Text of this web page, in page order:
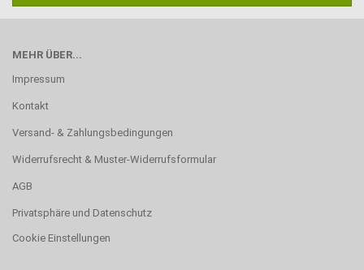
MEHR ÜBER...
Impressum
Kontakt
Versand- & Zahlungsbedingungen
Widerrufsrecht & Muster-Widerrufsformular
AGB
Privatsphäre und Datenschutz
Cookie Einstellungen